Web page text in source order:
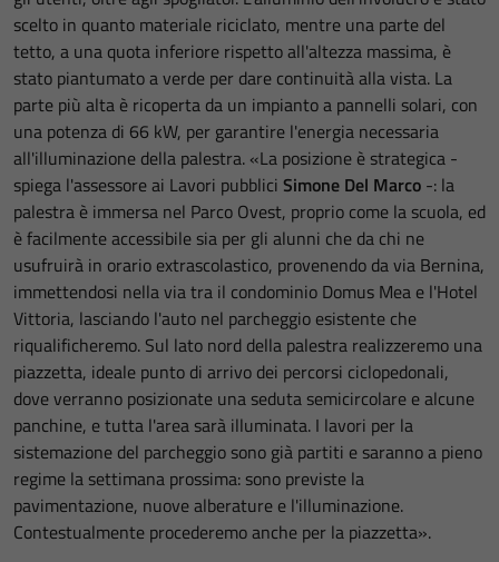
scelto in quanto materiale riciclato, mentre una parte del
tetto, a una quota inferiore rispetto all'altezza massima, è
stato piantumato a verde per dare continuità alla vista. La
parte più alta è ricoperta da un impianto a pannelli solari, con
una potenza di 66 kW, per garantire l'energia necessaria
all'illuminazione della palestra. «La posizione è strategica -
spiega l'assessore ai Lavori pubblici Simone Del Marco -: la
palestra è immersa nel Parco Ovest, proprio come la scuola, ed
è facilmente accessibile sia per gli alunni che da chi ne
usufruirà in orario extrascolastico, provenendo da via Bernina,
immettendosi nella via tra il condominio Domus Mea e l'Hotel
Vittoria, lasciando l'auto nel parcheggio esistente che
riqualificheremo. Sul lato nord della palestra realizzeremo una
piazzetta, ideale punto di arrivo dei percorsi ciclopedonali,
dove verranno posizionate una seduta semicircolare e alcune
panchine, e tutta l'area sarà illuminata. I lavori per la
sistemazione del parcheggio sono già partiti e saranno a pieno
regime la settimana prossima: sono previste la
pavimentazione, nuove alberature e l'illuminazione.
Contestualmente procederemo anche per la piazzetta».